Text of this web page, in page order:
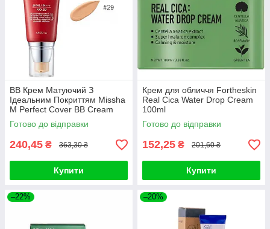
ВВ Крем Матуючий З
Ідеальним Покриттям Missha
M Perfect Cover BB Cream
SPF42 PA+++ (50ml, 29
відтінок - карамельний беж)
Готово до відправки
240,45 ₴ 363,30 ₴
Купити
Крем для обличчя Fortheskin
Real Cica Water Drop Cream
100ml
Готово до відправки
152,25 ₴ 201,60 ₴
Купити
–22% –20%